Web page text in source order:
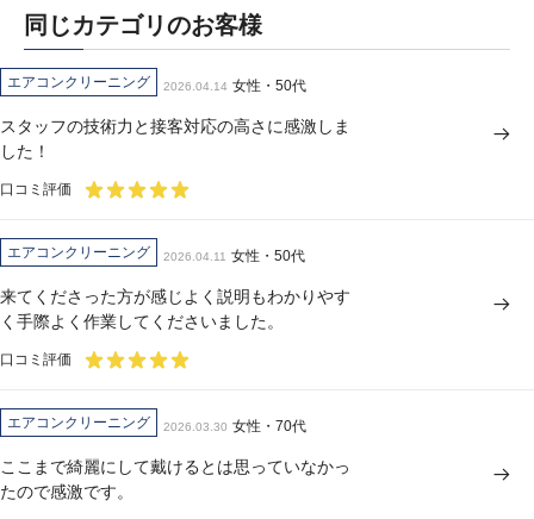
同じカテゴリのお客様
エアコンクリーニング 2026.04.14 女性・50代
スタッフの技術力と接客対応の高さに感激しま
した！
口コミ評価
エアコンクリーニング 2026.04.11 女性・50代
来てくださった方が感じよく説明もわかりやす
く手際よく作業してくださいました。
口コミ評価
エアコンクリーニング 2026.03.30 女性・70代
ここまで綺麗にして戴けるとは思っていなかっ
たので感激です。